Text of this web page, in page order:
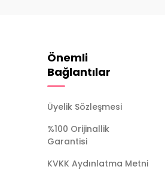
Önemli
Bağlantılar
Üyelik Sözleşmesi
%100 Orijinallik
Garantisi
KVKK Aydınlatma Metni